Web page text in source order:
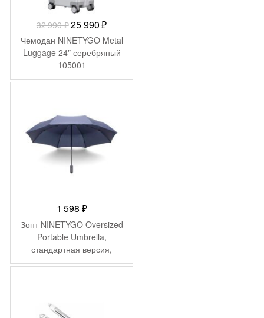
32 990₽Первоначальная
цена
составляла
32
990 ₽.
25 990₽Текущая
цена:
25
Чемодан NINETYGO Metal
Luggage 24″ серебряный
105001
1 598 ₽
Зонт NINETYGO Oversized
Portable Umbrella,
стандартная версия,
темно-синий